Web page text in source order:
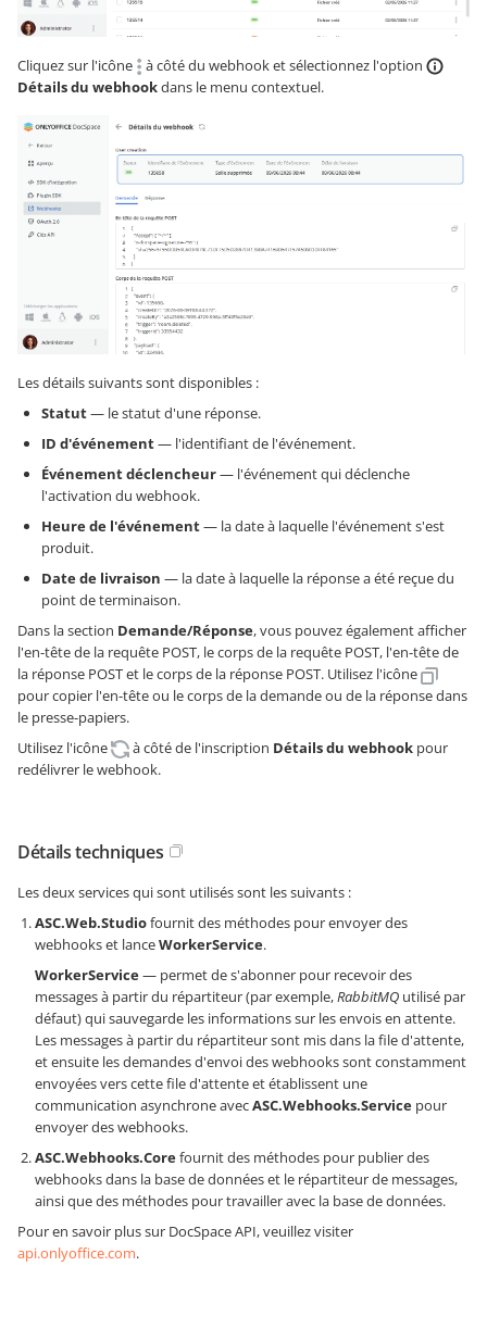
Cliquez sur l'icône
à côté du webhook et sélectionnez l'option
Détails du webhookdans le menu contextuel.
Les détails suivants sont disponibles :
Statut— le statut d'une réponse.
ID d'événement— l'identifiant de l'événement.
Événement déclencheur— l'événement qui déclenche
l'activation du webhook.
Heure de l'événement— la date à laquelle l'événement s'est
produit.
Date de livraison — la date à laquelle la réponse a été reçue du
point de terminaison.
Dans la section Demande/Réponse, vous pouvez également afficher
l'en-tête de la requête POST, le corps de la requête POST, l'en-tête de
la réponse POST et le corps de la réponse POST. Utilisez l'icône
pour copier l'en-tête ou le corps de la demande ou de la réponse dans
le presse-papiers.
Utilisez l'icône
à côté de l'inscription Détails du webhook pour
redélivrer le webhook.
Détails techniques
Les deux services qui sont utilisés sont les suivants :
ASC.Web.Studiofournit des méthodes pour envoyer des
webhooks et lanceWorkerService.
WorkerService— permet de s'abonner pour recevoir des
messages à partir du répartiteur (par exemple,RabbitMQ utilisé par
défaut) qui sauvegarde les informations sur les envois en attente.
Les messages à partir du répartiteur sont mis dans la file d'attente,
et ensuite les demandes d'envoi des webhooks sont constamment
envoyées vers cette file d'attente et établissent une
communication asynchrone avecASC.Webhooks.Service pour
envoyer des webhooks.
ASC.Webhooks.Corefournit des méthodes pour publier des
webhooks dans la base de données et le répartiteur de messages,
ainsi que des méthodes pour travailler avec la base de données.
Pour en savoir plus sur DocSpace API, veuillez visiter
api.onlyoffice.com.